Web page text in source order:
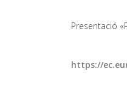
Presentació
https://